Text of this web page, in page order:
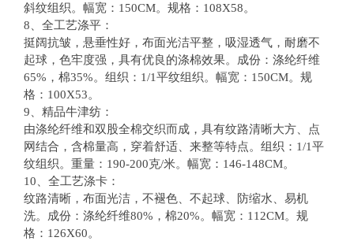
斜纹组织。幅宽：150CM。规格：108X58。
8、全工艺涤平：
挺阔抗皱，悬垂性好，布面光洁平整，吸湿透气，耐磨不
起球，色牢度强，具有优良的涤棉效果。成份：涤纶纤维
65%，棉35%。组织：1/1平纹组织。幅宽：150CM。规
格：100X53。
9、精品牛津纺：
由涤纶纤维和双股全棉交织而成，具有纹路清晰大方、点
网结合，含棉量高，穿着舒适、来整等特点。组织：1/1平
纹组织。重量：190-200克/米。幅宽：146-148CM。
10、全工艺涤卡：
纹路清晰，布面光洁，不褪色、不起球、防缩水、易机
洗。成份：涤纶纤维80%，棉20%。幅宽：112CM。规
格：126X60。